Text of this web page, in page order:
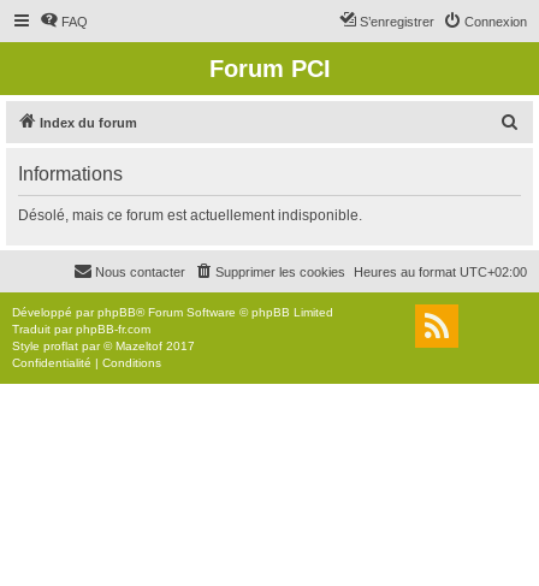
FAQ Connexion
S’enregistrer
Forum PCI
Index du forum
r
c
r
Informations
Désolé, mais ce forum est actuellement indisponible.
Heures au format UTC+02:00
Supprimer les cookies
Nous contacter
Développé parphpBB® Forum Software © phpBB Limited
Traduit parphpBB-fr.com
Style proflat par ©Mazeltof 2017
Confidentialité | Conditions